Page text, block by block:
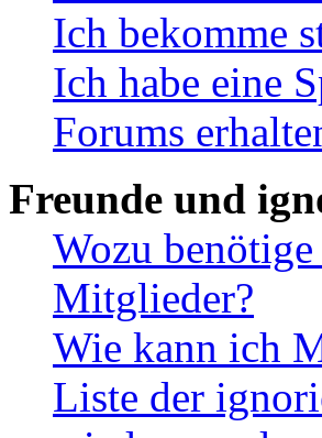
Ich bekomme
Ich habe eine
Forums
Freunde und
Wozu
Mitglieder?
Wie kann ich
Liste der